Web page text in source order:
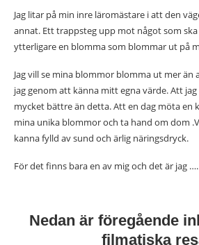
Jag litar på min inre läromästare i att den
annat. Ett trappsteg upp mot något som
ytterligare en blomma som blommar ut på
Jag vill se mina blommor blomma ut mer än
jag genom att känna mitt egna värde. Att
mycket bättre än detta. Att en dag möta en
mina unika blommor och ta hand om dom
kanna fylld av sund och ärlig näringsdryck.
För det finns bara en av mig och det är jag ….
Nedan är föregående
filmatiska